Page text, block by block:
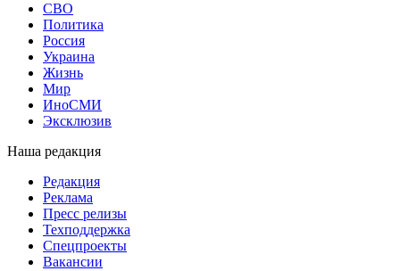
СВО
Политика
Россия
Украина
Жизнь
Мир
ИноСМИ
Эксклюзив
Наша редакция
Редакция
Реклама
Пресс релизы
Техподдержка
Спецпроекты
Вакансии